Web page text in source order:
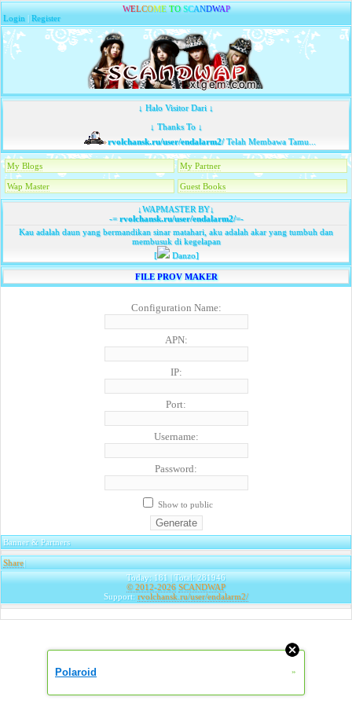
WELCOME TO SCANDWAP
Login |Register
↓ Halo Visitor Dari ↓
↓ Thanks To ↓
rvolchansk.ru/user/endalarm2/Telah Membawa Tamu...
My Blogs My Partner
Wap Master Guest Books
↓WAPMASTER BY↓
-=rvolchansk.ru/user/endalarm2/=-
Kau adalah daun yang bermandikan sinar matahari, aku adalah akar yang tumbuh dan
membusuk di kegelapan
[
Danzo]
FILE PROV MAKER
Configuration Name:
APN:
IP:
Port:
Username:
Password:
Show to public
Banner & Partners
Share|
Today: 181 | Total: 281946
© 2012-2026 SCANDWAP
Support: rvolchansk.ru/user/endalarm2/
Polaroid »